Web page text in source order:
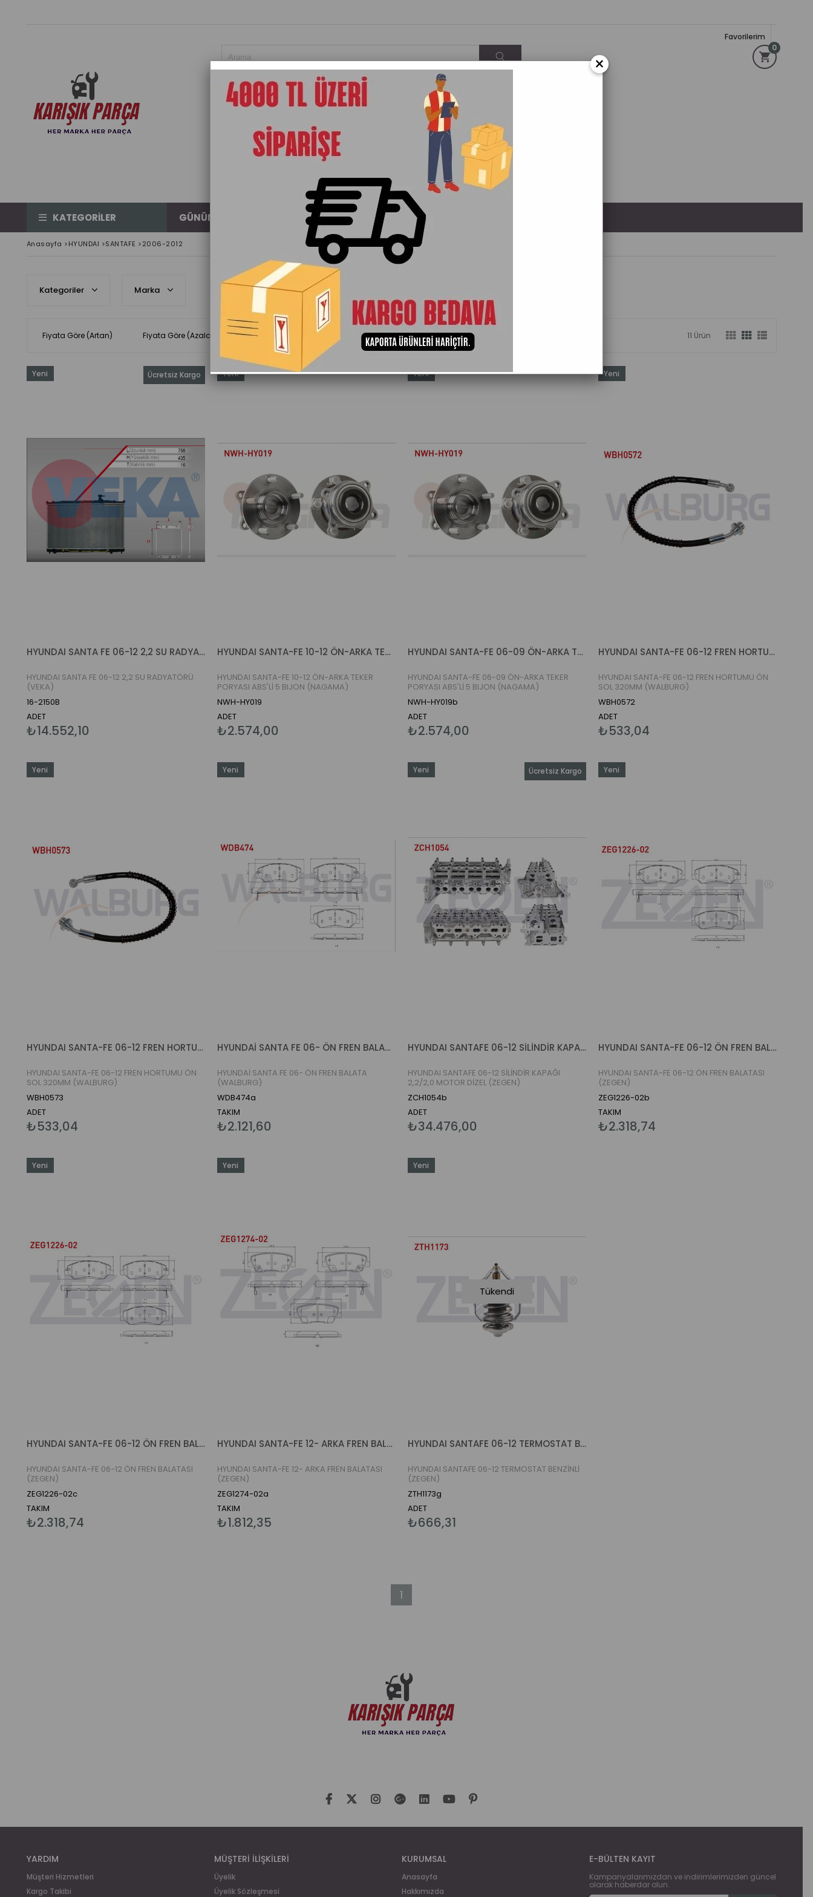
0
Favorilerim
KATEGORİLER GÜNÜN ÜRÜNÜ KARGO&TESLIMAT İLETIŞIM
Anasayfa >HYUNDAI >SANTAFE >2006-2012
Kategoriler Marka
Fiyata Göre (Artan) Fiyata Göre (Azalan) Ürün Adına Göre (A>Z) Ürün Adına Göre (Z<A) Stoktakiler 11 Ürün
HYUNDAI SANTA FE 06-12 2,2 SU RADYATÖRÜ (VEKA)
HYUNDAI SANTA FE 06-12 2,2 SU RADYATÖRÜ
(VEKA)
16-2150B
ADET
₺14.552,10
Ücretsiz Kargo
Yeni
HYUNDAI SANTA-FE 10-12 ÖN-ARKA TEKER PORYASI ABS'Lİ 5 BIJON (NAGAMA)
HYUNDAI SANTA-FE 10-12 ÖN-ARKA TEKER
PORYASI ABS'Lİ 5 BIJON (NAGAMA)
NWH-HY019
ADET
₺2.574,00
Yeni
HYUNDAI SANTA-FE 06-09 ÖN-ARKA TEKER PORYASI ABS'Lİ 5 BIJON (NAGAMA)
HYUNDAI SANTA-FE 06-09 ÖN-ARKA TEKER
PORYASI ABS'Lİ 5 BIJON (NAGAMA)
NWH-HY019b
ADET
₺2.574,00
Yeni
HYUNDAI SANTA-FE 06-12 FREN HORTUMU ÖN SOL 320MM (WALBURG)
HYUNDAI SANTA-FE 06-12 FREN HORTUMU ÖN
SOL 320MM (WALBURG)
WBH0572
ADET
₺533,04
Yeni
HYUNDAI SANTA-FE 06-12 FREN HORTUMU ÖN SOL 320MM (WALBURG)
HYUNDAI SANTA-FE 06-12 FREN HORTUMU ÖN
SOL 320MM (WALBURG)
WBH0573
ADET
₺533,04
Yeni
HYUNDAİ SANTA FE 06- ÖN FREN BALATA (WALBURG)
HYUNDAİ SANTA FE 06- ÖN FREN BALATA
(WALBURG)
WDB474a
TAKIM
₺2.121,60
Yeni
HYUNDAI SANTAFE 06-12 SİLİNDİR KAPAĞI 2,2/2,0 MOTOR DİZEL (ZEGEN)
HYUNDAI SANTAFE 06-12 SİLİNDİR KAPAĞI
2,2/2,0 MOTOR DİZEL (ZEGEN)
ZCH1054b
ADET
₺34.476,00
Ücretsiz Kargo
Yeni
HYUNDAI SANTA-FE 06-12 ÖN FREN BALATASI (ZEGEN)
HYUNDAI SANTA-FE 06-12 ÖN FREN BALATASI
(ZEGEN)
ZEG1226-02b
TAKIM
₺2.318,74
Yeni
HYUNDAI SANTA-FE 06-12 ÖN FREN BALATASI (ZEGEN)
HYUNDAI SANTA-FE 06-12 ÖN FREN BALATASI
(ZEGEN)
ZEG1226-02c
TAKIM
₺2.318,74
Yeni
HYUNDAI SANTA-FE 12- ARKA FREN BALATASI (ZEGEN)
HYUNDAI SANTA-FE 12- ARKA FREN BALATASI
(ZEGEN)
ZEG1274-02a
TAKIM
₺1.812,35
Yeni
Tükendi
HYUNDAI SANTAFE 06-12 TERMOSTAT BENZİNLİ (ZEGEN)
HYUNDAI SANTAFE 06-12 TERMOSTAT BENZİNLİ
(ZEGEN)
ZTH1173g
ADET
₺666,31
Yeni
1
YARDIM
Müşteri Hizmetleri
Kargo Takibi
MÜŞTERİ İLİŞKİLERİ
Üyelik
Üyelik Sözleşmesi
KURUMSAL
Anasayfa
Hakkımızda
E-BÜLTEN KAYIT
Kampanyalarımızdan ve indirimlerimizden güncel
olarak haberdar olun.
×